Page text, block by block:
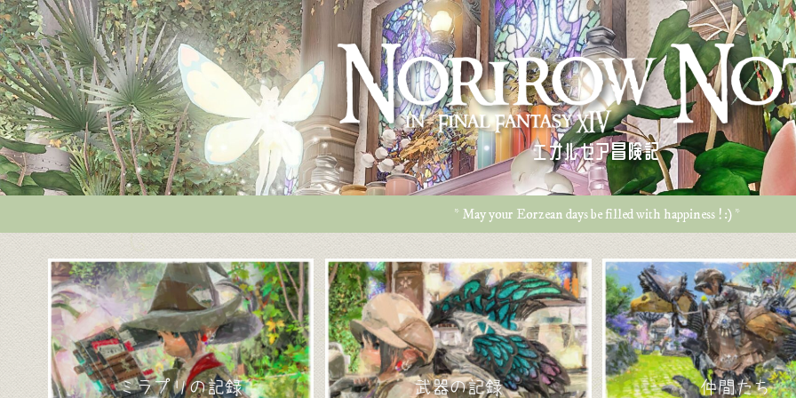
エオルゼア冒険記
* May your Eorzean days be filled with happiness ! :) *
ミラプリの記録 武器の記録 仲間たち